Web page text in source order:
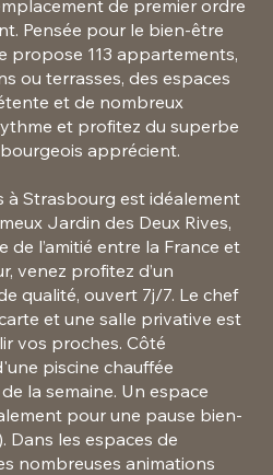
de premier ordre
Pensée pour le bien-être
propose 113 appartements,
ou terrasses, des espaces
et de nombreux
et profitez du superbe
apprécient.
à Strasbourg est idéalement
Jardin des Deux Rives,
l’amitié entre la France et
venez profitez d’un
qualité, ouvert 7j/7. Le chef
et une salle privative est
vos proches. Côté
piscine chauffée
la semaine. Un espace
pour une pause bien-
Dans les espaces de
nombreuses animations